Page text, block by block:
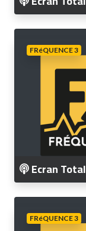
FRéQUENCE 3
Ecran Total
FRéQUENCE 3